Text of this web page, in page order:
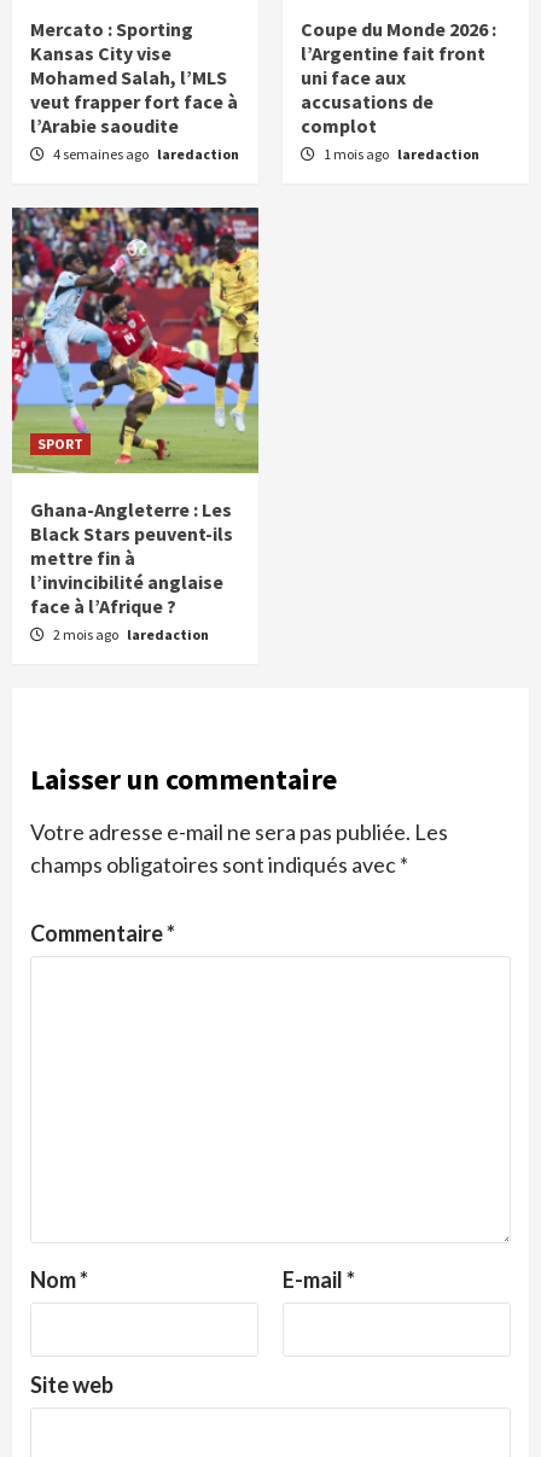
Mercato : Sporting
Kansas City vise
Mohamed Salah, l’MLS
veut frapper fort face à
l’Arabie saoudite
4 semaines ago laredaction
Coupe du Monde 2026 :
l’Argentine fait front
uni face aux
accusations de
complot
1 mois ago laredaction
SPORT
Ghana-Angleterre : Les
Black Stars peuvent-ils
mettre fin à
l’invincibilité anglaise
face à l’Afrique ?
2 mois ago laredaction
Laisser un commentaire
Votre adresse e-mail ne sera pas publiée. Les
champs obligatoires sont indiqués avec*
Commentaire*
Nom* E-mail*
Site web